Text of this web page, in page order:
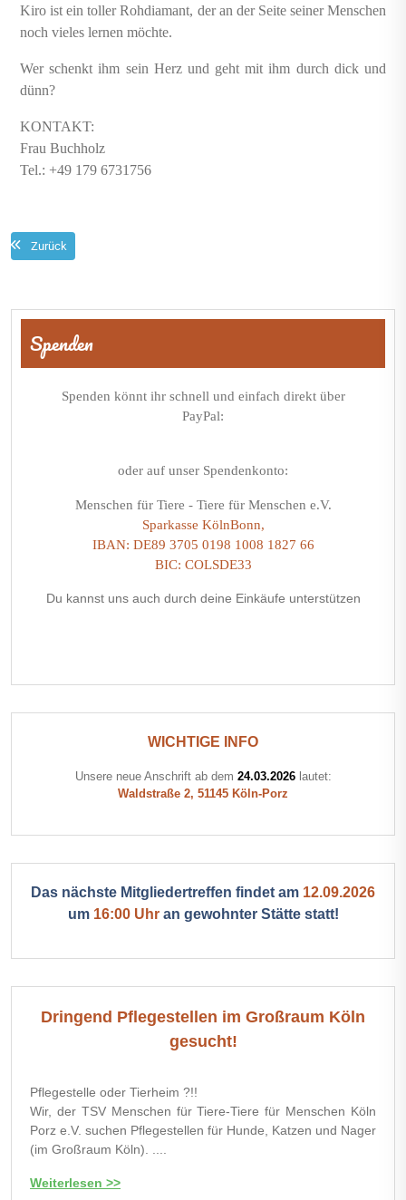
Kiro ist ein toller Rohdiamant, der an der Seite seiner Menschen
noch vieles lernen möchte.
Wer schenkt ihm sein Herz und geht mit ihm durch dick und
dünn?
KONTAKT:
Frau Buchholz
Tel.: ‪+49 179 6731756
Zurück
Beitragsnavigation
Spenden
Spenden könnt ihr schnell und einfach direkt über
PayPal:
oder auf unser Spendenkonto:
Menschen für Tiere - Tiere für Menschen e.V.
Sparkasse KölnBonn,
IBAN: DE89 3705 0198 1008 1827 66
BIC: COLSDE33
Du kannst uns auch durch deine Einkäufe unterstützen
WICHTIGE INFO
Unsere neue Anschrift ab dem 24.03.2026lautet:
Waldstraße 2, 51145 Köln-Porz
Das nächste Mitgliedertreffen findet am 12.09.2026
um 16:00 Uhran gewohnter Stätte statt!
Dringend Pflegestellen im Großraum Köln
gesucht!
Pflegestelle oder Tierheim ?!!
Wir, der TSV Menschen für Tiere-Tiere für Menschen Köln
Porz e.V. suchen Pflegestellen für Hunde, Katzen und Nager
(im Großraum Köln). ....
Weiterlesen >>